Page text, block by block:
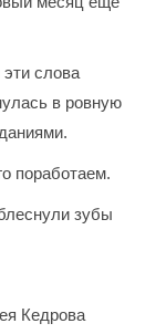
слова
в ровную
поработаем.
зубы
Кедрова